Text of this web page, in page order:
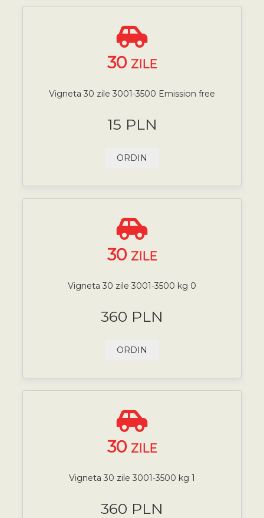
30 ZILE
Vigneta 30 zile 3001-3500 Emission free
15 PLN
ORDIN
30 ZILE
Vigneta 30 zile 3001-3500 kg 0
360 PLN
ORDIN
30 ZILE
Vigneta 30 zile 3001-3500 kg 1
360 PLN